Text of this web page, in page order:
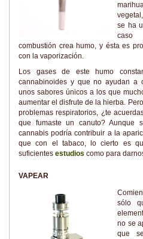
se ha
caso
combustión crea humo, y ésta es
con la vaporización.
Los gases de este humo
cannabinoides y que no ayudan a
unos sabores únicos a los que
aumentar el disfrute de la hierba.
problemas respiratorios, ¿te
que fumaste un canuto? Aunque
cannabis podría contribuir a la
que con el tabaco, lo cierto es
suficientes estudios como para
VAPEAR
sólo
no se
que